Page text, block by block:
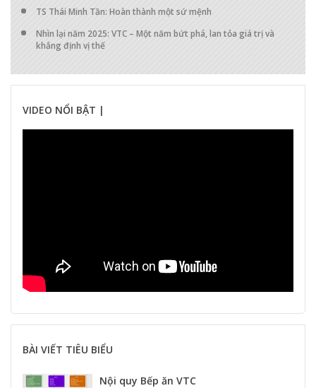
TS Thái Minh Tần: Hoàn thành một sứ mệnh
Nhìn lại năm 2025: VTC – Một năm bứt phá, lan tỏa giá trị và
khẳng định vị thế
VIDEO NỔI BẬT |
BÀI VIẾT TIÊU BIỂU
Nội quy Bếp ăn VTC